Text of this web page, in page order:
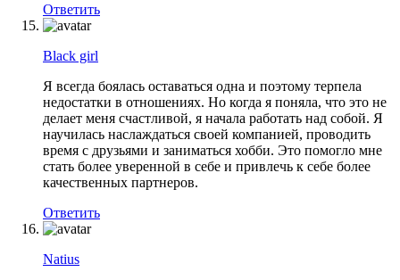
Ответить
Black girl
Я всегда боялась оставаться одна и поэтому терпела
недостатки в отношениях. Но когда я поняла, что это не
делает меня счастливой, я начала работать над собой. Я
научилась наслаждаться своей компанией, проводить
время с друзьями и заниматься хобби. Это помогло мне
стать более уверенной в себе и привлечь к себе более
качественных партнеров.
Ответить
Natius